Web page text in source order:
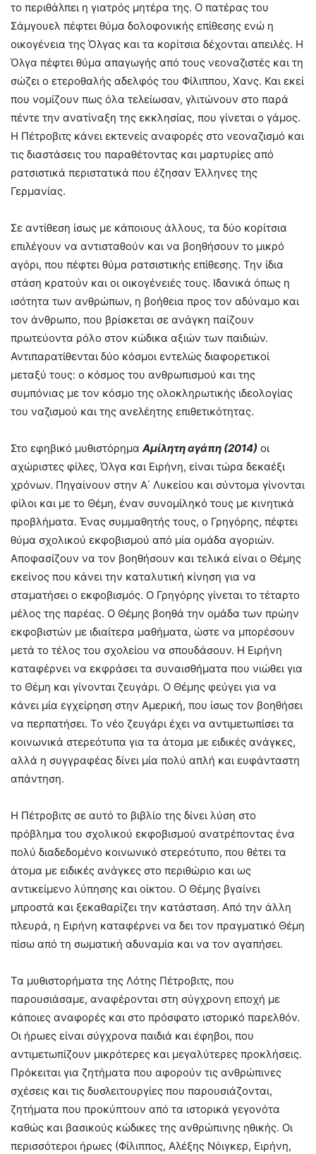
το περιθάλπει η γιατρός μητέρα της. Ο πατέρας του
Σάμγουελ πέφτει θύμα δολοφονικής επίθεσης ενώ η
οικογένεια της Όλγας και τα κορίτσια δέχονται απειλές. Η
Όλγα πέφτει θύμα απαγωγής από τους νεοναζιστές και τη
σώζει ο ετεροθαλής αδελφός του Φίλιππου, Χανς. Και εκεί
που νομίζουν πως όλα τελείωσαν, γλιτώνουν στο παρά
πέντε την ανατίναξη της εκκλησίας, που γίνεται ο γάμος.
Η Πέτροβιτς κάνει εκτενείς αναφορές στο νεοναζισμό και
τις διαστάσεις του παραθέτοντας και μαρτυρίες από
ρατσιστικά περιστατικά που έζησαν Έλληνες της
Γερμανίας.
Σε αντίθεση ίσως με κάποιους άλλους, τα δύο κορίτσια
επιλέγουν να αντισταθούν και να βοηθήσουν το μικρό
αγόρι, που πέφτει θύμα ρατσιστικής επίθεσης. Την ίδια
στάση κρατούν και οι οικογένειές τους. Ιδανικά όπως η
ισότητα των ανθρώπων, η βοήθεια προς τον αδύναμο και
τον άνθρωπο, που βρίσκεται σε ανάγκη παίζουν
πρωτεύοντα ρόλο στον κώδικα αξιών των παιδιών.
Αντιπαρατίθενται δύο κόσμοι εντελώς διαφορετικοί
μεταξύ τους: ο κόσμος του ανθρωπισμού και της
συμπόνιας με τον κόσμο της ολοκληρωτικής ιδεολογίας
του ναζισμού και της ανελέητης επιθετικότητας.
Στο εφηβικό μυθιστόρημα Αμίλητη αγάπη (2014) οι
αχώριστες φίλες, Όλγα και Ειρήνη, είναι τώρα δεκαέξι
χρόνων. Πηγαίνουν στην Α΄ Λυκείου και σύντομα γίνονται
φίλοι και με το Θέμη, έναν συνομίληκό τους με κινητικά
προβλήματα. Ένας συμμαθητής τους, ο Γρηγόρης, πέφτει
θύμα σχολικού εκφοβισμού από μία ομάδα αγοριών.
Αποφασίζουν να τον βοηθήσουν και τελικά είναι ο Θέμης
εκείνος που κάνει την καταλυτική κίνηση για να
σταματήσει ο εκφοβισμός. Ο Γρηγόρης γίνεται το τέταρτο
μέλος της παρέας. Ο Θέμης βοηθά την ομάδα των πρώην
εκφοβιστών με ιδιαίτερα μαθήματα, ώστε να μπορέσουν
μετά το τέλος του σχολείου να σπουδάσουν. Η Ειρήνη
καταφέρνει να εκφράσει τα συναισθήματα που νιώθει για
το Θέμη και γίνονται ζευγάρι. Ο Θέμης φεύγει για να
κάνει μία εγχείρηση στην Αμερική, που ίσως τον βοηθήσει
να περπατήσει. Το νέο ζευγάρι έχει να αντιμετωπίσει τα
κοινωνικά στερεότυπα για τα άτομα με ειδικές ανάγκες,
αλλά η συγγραφέας δίνει μία πολύ απλή και ευφάνταστη
απάντηση.
Η Πέτροβιτς σε αυτό το βιβλίο της δίνει λύση στο
πρόβλημα του σχολικού εκφοβισμού ανατρέποντας ένα
πολύ διαδεδομένο κοινωνικό στερεότυπο, που θέτει τα
άτομα με ειδικές ανάγκες στο περιθώριο και ως
αντικείμενο λύπησης και οίκτου. Ο Θέμης βγαίνει
μπροστά και ξεκαθαρίζει την κατάσταση. Από την άλλη
πλευρά, η Ειρήνη καταφέρνει να δει τον πραγματικό Θέμη
πίσω από τη σωματική αδυναμία και να τον αγαπήσει.
Τα μυθιστορήματα της Λότης Πέτροβιτς, που
παρουσιάσαμε, αναφέρονται στη σύγχρονη εποχή με
κάποιες αναφορές και στο πρόσφατο ιστορικό παρελθόν.
Οι ήρωες είναι σύγχρονα παιδιά και έφηβοι, που
αντιμετωπίζουν μικρότερες και μεγαλύτερες προκλήσεις.
Πρόκειται για ζητήματα που αφορούν τις ανθρώπινες
σχέσεις και τις δυσλειτουργίες που παρουσιάζονται,
ζητήματα που προκύπτουν από τα ιστορικά γεγονότα
καθώς και βασικούς κώδικες της ανθρώπινης ηθικής. Οι
περισσότεροι ήρωες (Φίλιππος, Αλέξης Νόιγκερ, Ειρήνη,